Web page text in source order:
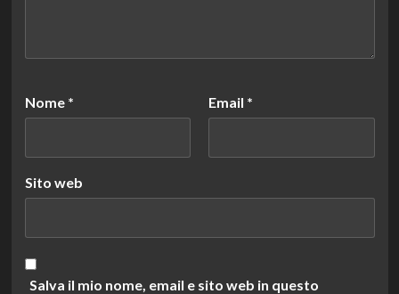
Nome * Email *
Sito web
Salva il mio nome, email e sito web in questo